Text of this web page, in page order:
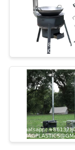
리
여
정원